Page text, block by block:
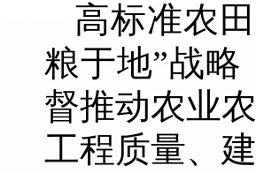
高标准农
粮于地”战
督推动农业
工程质量、